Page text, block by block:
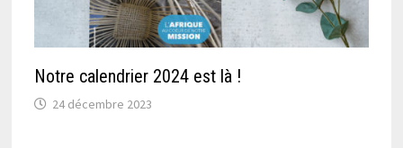
Notre calendrier 2024 est là !
24 décembre 2023